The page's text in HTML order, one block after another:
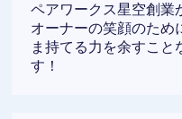
ペアワークス星空創業
オーナーの笑顔のため
ま持てる力を余すこと
す！